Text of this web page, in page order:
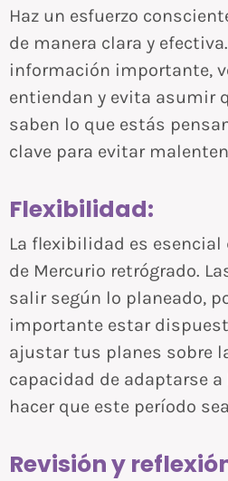
Haz un esfuerzo
de manera clara y
información importante,
entiendan y evita asumir
saben lo que estás
clave para evitar
Flexibilidad:
La flexibilidad es
de Mercurio retrógrado.
salir según lo planeado,
importante estar
ajustar tus planes sobre
capacidad de adaptarse
hacer que este período
Revisión y